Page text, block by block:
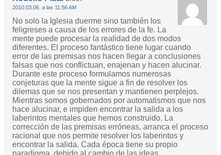
2010.03.06. a las 11:56 AM
No solo la Iglesia duerme sino también los
feligreses a causa de los errores de la fe. La
mente puede procesar la realidad de dos modos
diferentes. El proceso fantástico tiene lugar cuando
error de las premisas nos hacen llegar a conclusiones
falsas que nos conflictuan, enajenan y hacen alucinar.
Durante este proceso formulamos numerosas
conjeturas que la mente sigue a fin de resolver los
dilemas que se nos presentan y mantienen perplejos.
Mientras somos gobernados por automatismos que nos
hace alucinar, e impiden encontrar la salida a los
laberintos mentales que hemos construido. La
corrección de las premisas erróneas, arranca el proceso
racional que nos permite resolver los laberintos y
encontrar la salida. Cada época tiene su propio